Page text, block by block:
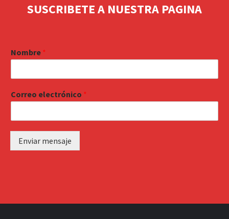
SUSCRIBETE A NUESTRA PAGINA
Nombre *
Correo electrónico *
Enviar mensaje